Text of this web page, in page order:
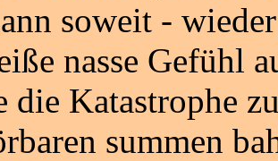
soweit -
nasse Gefühl
die Katastrophe
summen